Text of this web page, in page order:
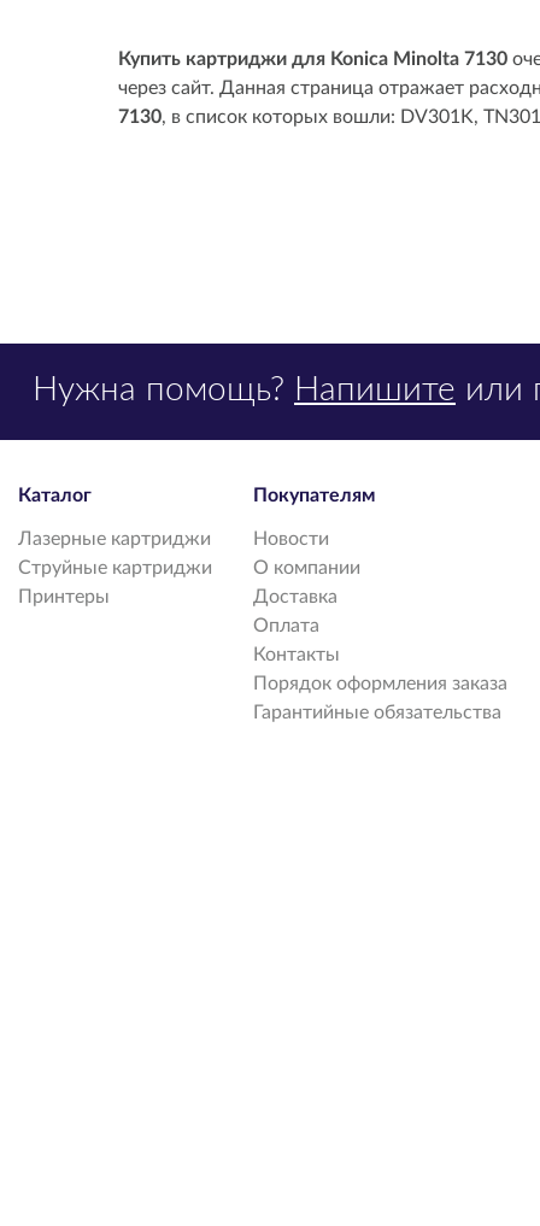
Купить картриджи для Konica Minolta 7130
через сайт. Данная страница отражает
7130, в список которых вошли: DV301K,
Нужна помощь? Напишите или
Каталог
Лазерные картриджи
Струйные картриджи
Принтеры
Покупателям
Новости
О компании
Доставка
Оплата
Контакты
Порядок оформления заказа
Гарантийные обязательства